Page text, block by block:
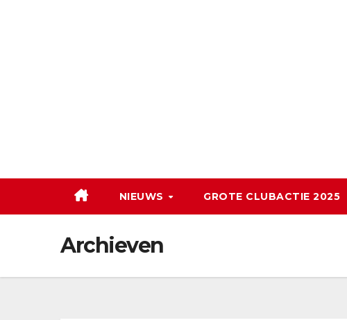
NIEUWS GROTE CLUBACTIE 2025
Archieven